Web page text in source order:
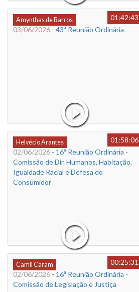
Amynthas de Barros
01:42:43
03/06/2026 - 43ª Reunião Ordinária
Helvécio Arantes
01:58:06
02/06/2026 - 16ª Reunião Ordinária -
Comissão de Dir. Humanos, Habitação,
Igualdade Racial e Defesa do
Consumidor
Camil Caram
00:25:31
02/06/2026 - 16ª Reunião Ordinária -
Comissão de Legislação e Justiça